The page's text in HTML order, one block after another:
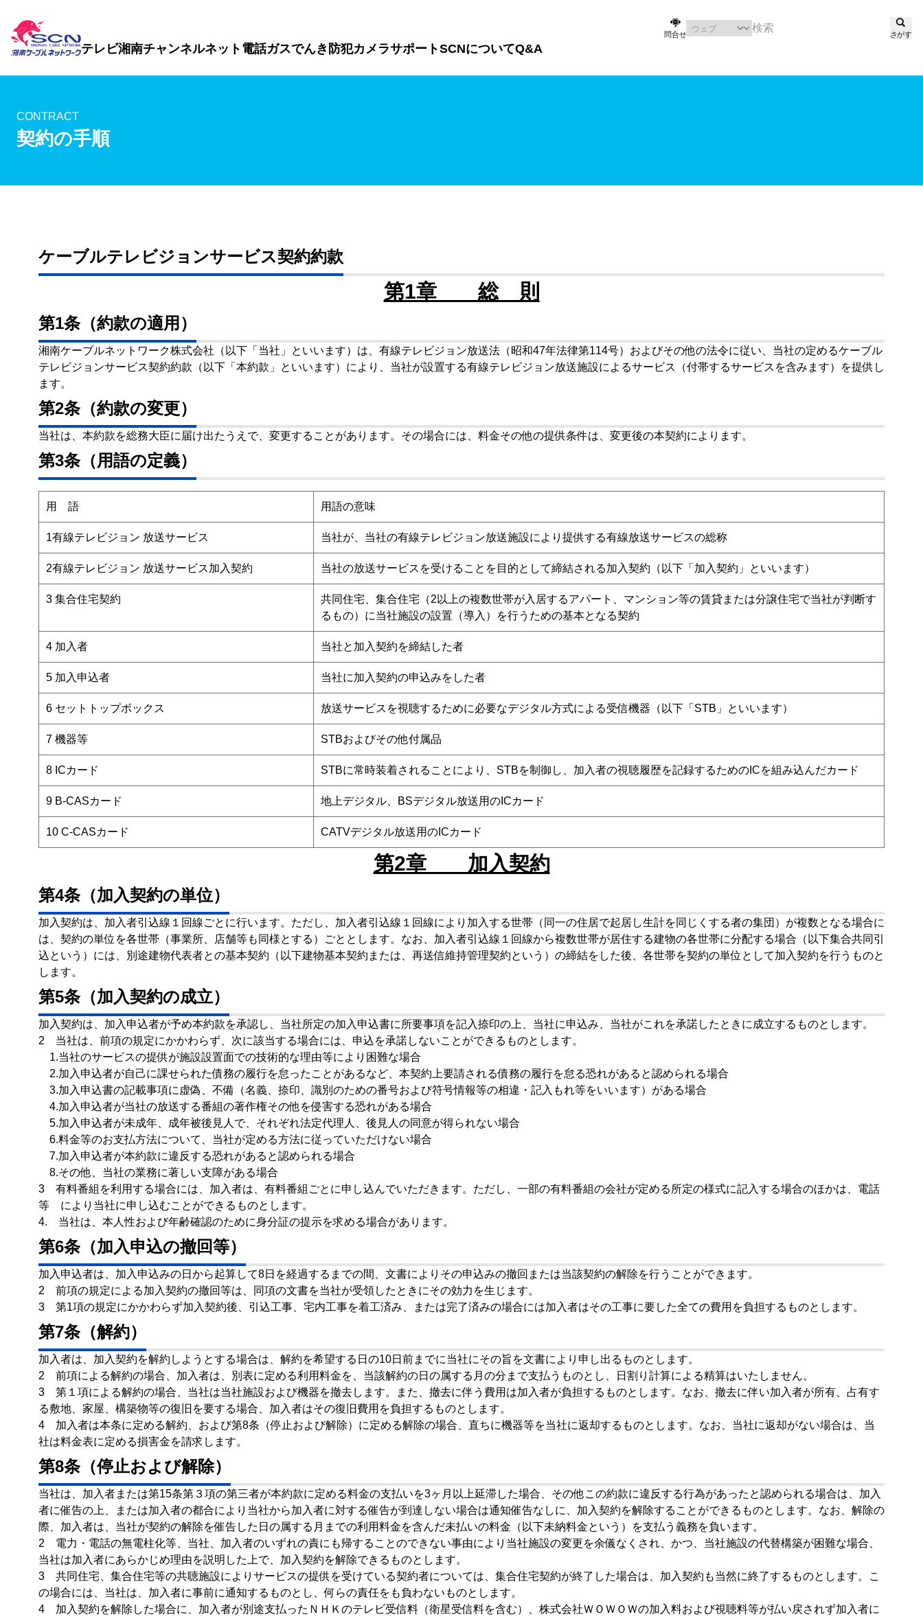
テレビ湘南チャンネルネット 電話ガスでんき 防犯カメラサポートSCNについてQ&A
CONTRACT
契約の手順
ケーブルテレビジョンサービス契約約款
第1章 総 則
第1条（約款の適用）
湘南ケーブルネットワーク株式会社（以下「当社」といいます）は、有線テレビジョン放送法（昭和47年法律第114号）およびその他の法令に従い、当社の定めるケーブル
テレビジョンサービス契約約款（以下「本約款」といいます）により、当社が設置する有線テレビジョン放送施設によるサービス（付帯するサービスを含みます）を提供し
ます。
第2条（約款の変更）
当社は、本約款を総務大臣に届け出たうえで、変更することがあります。その場合には、料金その他の提供条件は、変更後の本契約によります。
第3条（用語の定義）
用 語 用語の意味
1有線テレビジョン 放送サービス 当社が、当社の有線テレビジョン放送施設により提供する有線放送サービスの総称
2有線テレビジョン 放送サービス加入契約 当社の放送サービスを受けることを目的として締結される加入契約（以下「加入契約」といいます）
3 集合住宅契約
共同住宅、集合住宅（2以上の複数世帯が入居するアパート、マンション等の賃貸または分譲住宅で当社が判断す
るもの）に当社施設の設置（導入）を行うための基本となる契約
4 加入者 当社と加入契約を締結した者
5 加入申込者 当社に加入契約の申込みをした者
6 セットトップボックス 放送サービスを視聴するために必要なデジタル方式による受信機器（以下「STB」といいます）
7 機器等 STBおよびその他付属品
8 ICカード STBに常時装着されることにより、STBを制御し、加入者の視聴履歴を記録するためのICを組み込んだカード
9 B-CASカード 地上デジタル、BSデジタル放送用のICカード
10 C-CASカード CATVデジタル放送用のICカード
第2章 加入契約
第4条（加入契約の単位）
加入契約は、加入者引込線１回線ごとに行います。ただし、加入者引込線１回線により加入する世帯（同一の住居で起居し生計を同じくする者の集団）が複数となる場合に
は、契約の単位を各世帯（事業所、店舗等も同様とする）ごととします。なお、加入者引込線１回線から複数世帯が居住する建物の各世帯に分配する場合（以下集合共同引
込という）には、別途建物代表者との基本契約（以下建物基本契約または、再送信維持管理契約という）の締結をした後、各世帯を契約の単位として加入契約を行うものと
します。
第5条（加入契約の成立）
加入契約は、加入申込者が予め本約款を承認し、当社所定の加入申込書に所要事項を記入捺印の上、当社に申込み、当社がこれを承諾したときに成立するものとします。
2 当社は、前項の規定にかかわらず、次に該当する場合には、申込を承諾しないことができるものとします。
1.当社のサービスの提供が施設設置面での技術的な理由等により困難な場合
2.加入申込者が自己に課せられた債務の履行を怠ったことがあるなど、本契約上要請される債務の履行を怠る恐れがあると認められる場合
3.加入申込書の記載事項に虚偽、不備（名義、捺印、識別のための番号および符号情報等の相違・記入もれ等をいいます）がある場合
4.加入申込者が当社の放送する番組の著作権その他を侵害する恐れがある場合
5.加入申込者が未成年、成年被後見人で、それぞれ法定代理人、後見人の同意が得られない場合
6.料金等のお支払方法について、当社が定める方法に従っていただけない場合
7.加入申込者が本約款に違反する恐れがあると認められる場合
8.その他、当社の業務に著しい支障がある場合
3 有料番組を利用する場合には、加入者は、有料番組ごとに申し込んでいただきます。ただし、一部の有料番組の会社が定める所定の様式に記入する場合のほかは、電話
等 により当社に申し込むことができるものとします。
4. 当社は、本人性および年齢確認のために身分証の提示を求める場合があります。
第6条（加入申込の撤回等）
加入申込者は、加入申込みの日から起算して8日を経過するまでの間、文書によりその申込みの撤回または当該契約の解除を行うことができます。
2 前項の規定による加入契約の撤回等は、同項の文書を当社が受領したときにその効力を生じます。
3 第1項の規定にかかわらず加入契約後、引込工事、宅内工事を着工済み、または完了済みの場合には加入者はその工事に要した全ての費用を負担するものとします。
第7条（解約）
加入者は、加入契約を解約しようとする場合は、解約を希望する日の10日前までに当社にその旨を文書により申し出るものとします。
2 前項による解約の場合、加入者は、別表に定める利用料金を、当該解約の日の属する月の分まで支払うものとし、日割り計算による精算はいたしません。
3 第１項による解約の場合、当社は当社施設および機器を撤去します。また、撤去に伴う費用は加入者が負担するものとします。なお、撤去に伴い加入者が所有、占有す
る敷地、家屋、構築物等の復旧を要する場合、加入者はその復旧費用を負担するものとします。
4 加入者は本条に定める解約、および第8条（停止および解除）に定める解除の場合、直ちに機器等を当社に返却するものとします。なお、当社に返却がない場合は、当
社は料金表に定める損害金を請求します。
第8条（停止および解除）
当社は、加入者または第15条第３項の第三者が本約款に定める料金の支払いを3ヶ月以上延滞した場合、その他この約款に違反する行為があったと認められる場合は、加入
者に催告の上、または加入者の都合により当社から加入者に対する催告が到達しない場合は通知催告なしに、加入契約を解除することができるものとします。なお、解除の
際、加入者は、当社が契約の解除を催告した日の属する月までの利用料金を含んだ未払いの料金（以下未納料金という）を支払う義務を負います。
2 電力・電話の無電柱化等、当社、加入者のいずれの責にも帰することのできない事由により当社施設の変更を余儀なくされ、かつ、当社施設の代替構築が困難な場合、
当社は加入者にあらかじめ理由を説明した上で、加入契約を解除できるものとします。
3 共同住宅、集合住宅等の共聴施設によりサービスの提供を受けている契約者については、集合住宅契約が終了した場合は、加入契約も当然に終了するものとします。こ
の場合には、当社は、加入者に事前に通知するものとし、何らの責任をも負わないものとします。
4 加入契約を解除した場合に、加入者が別途支払ったＮＨＫのテレビ受信料（衛星受信料を含む）、株式会社ＷＯＷＯＷの加入料および視聴料等が払い戻されず加入者に